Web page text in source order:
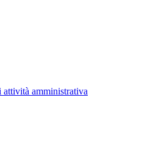
attività amministrativa